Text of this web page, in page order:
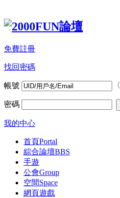
免費註冊
找回密碼
帳號
密碼
我的中心
首頁Portal
綜合論壇BBS
手遊
公會Group
空間Space
網頁遊戲